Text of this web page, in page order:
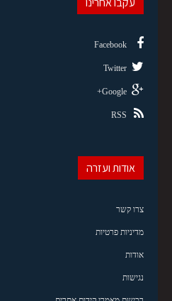
Facebook
Twitter
Google+
RSS
אודות ועזרה
צרו קשר
מדיניות פרטיות
אודות
נגישות